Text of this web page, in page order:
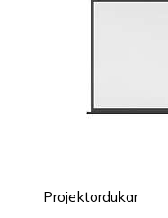
Projektordukar